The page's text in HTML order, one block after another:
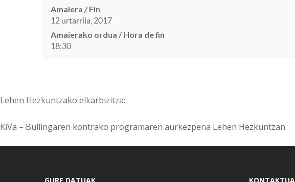
Amaiera / Fin
12 urtarrila, 2017
Amaierako ordua / Hora de fin
18:30
Lehen Hezkuntzako elkarbizitza:
KiVa – Bullingaren kontrako programaren aurkezpena Lehen Hezkuntzan